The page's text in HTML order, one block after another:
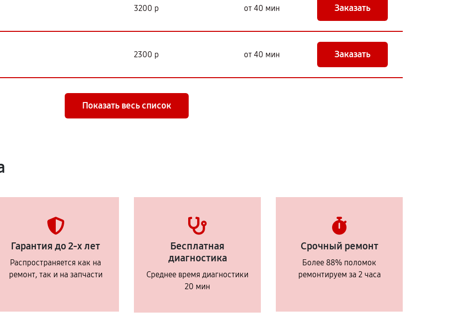
3200 р от 40 мин Заказать
2300 р от 40 мин Заказать
Показать весь список
Гарантия до 2-х лет
Распространяется как на
ремонт, так и на запчасти
Бесплатная
диагностика
Среднее время диагностики
20 мин
Срочный ремонт
Более 88% поломок
ремонтируем за 2 часа